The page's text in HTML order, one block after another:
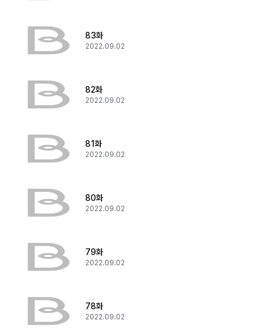
83화
2022.09.02
82화
2022.09.02
81화
2022.09.02
80화
2022.09.02
79화
2022.09.02
78화
2022.09.02